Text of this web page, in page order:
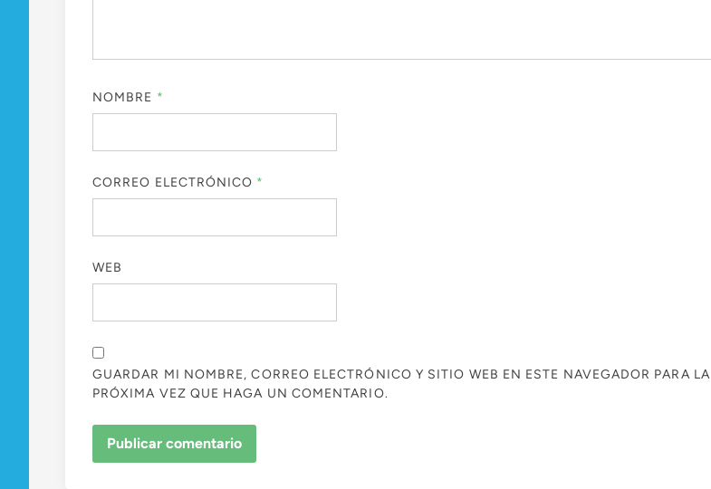
NOMBRE *
CORREO ELECTRÓNICO *
WEB
GUARDAR MI NOMBRE, CORREO ELECTRÓNICO Y SITIO WEB EN ESTE NAVEGADOR PARA LA
PRÓXIMA VEZ QUE HAGA UN COMENTARIO.